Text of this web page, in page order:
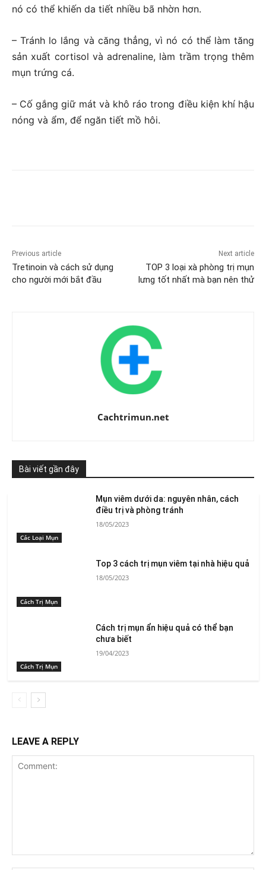
nó có thể khiến da tiết nhiều bã nhờn hơn.
– Tránh lo lắng và căng thẳng, vì nó có thể làm tăng
sản xuất cortisol và adrenaline, làm trầm trọng thêm
mụn trứng cá.
– Cố gắng giữ mát và khô ráo trong điều kiện khí hậu
nóng và ẩm, để ngăn tiết mồ hôi.
Previous article
Tretinoin và cách sử dụng
cho người mới bắt đầu
Next article
TOP 3 loại xà phòng trị mụn
lưng tốt nhất mà bạn nên thử
Cachtrimun.net
Bài viết gần đây
Các Loại Mụn
Mụn viêm dưới da: nguyên nhân, cách
điều trị và phòng tránh
18/05/2023
Cách Trị Mụn
Top 3 cách trị mụn viêm tại nhà hiệu quả
18/05/2023
Cách Trị Mụn
Cách trị mụn ẩn hiệu quả có thể bạn
chưa biết
19/04/2023
LEAVE A REPLY